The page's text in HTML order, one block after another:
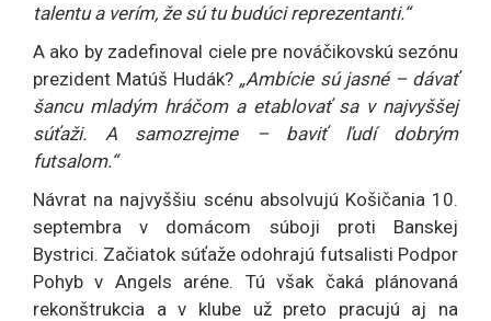
talentu a verím, že sú tu budúci reprezentanti.“
A ako by zadefinoval ciele pre nováčikovskú sezónu
prezident Matúš Hudák? „Ambície sú jasné – dávať
šancu mladým hráčom a etablovať sa v najvyššej
súťaži. A samozrejme – baviť ľudí dobrým
futsalom.“
Návrat na najvyššiu scénu absolvujú Košičania 10.
septembra v domácom súboji proti Banskej
Bystrici. Začiatok súťaže odohrajú futsalisti Podpor
Pohyb v Angels aréne. Tú však čaká plánovaná
rekonštrukcia a v klube už preto pracujú aj na